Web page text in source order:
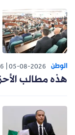
الوطن 05-08-2026
هذه مطالب